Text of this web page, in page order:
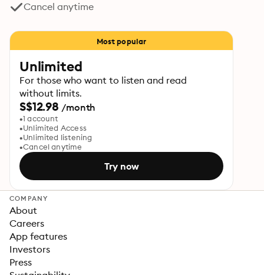
Cancel anytime
Most popular
Unlimited
For those who want to listen and read
without limits.
S$12.98 /month
1 account
Unlimited Access
Unlimited listening
Cancel anytime
Try now
COMPANY
About
Careers
App features
Investors
Press